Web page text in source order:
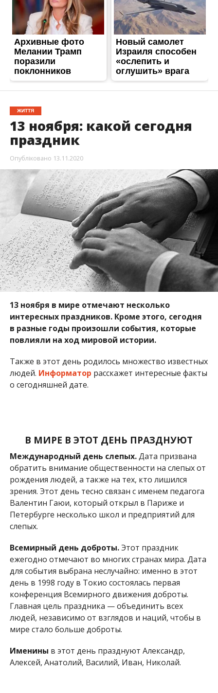
праздник
Опубліковано 13.11.2020
13 ноября в мире отмечают несколько
интересных праздников. Кроме этого,сегодня
в разные годы произошли события, которые
повлияли на ход мировой истории.
Также в этот день родилось множество известных
людей.Информаторрасскажет интересные факты
о сегодняшней дате.
В МИРЕ В ЭТОТ ДЕНЬ ПРАЗДНУЮТ
Международный день слепых.Дата призвана
обратить внимание общественности на слепых от
рождения людей, а также на тех, кто лишился
Валентин Гаюи, который открыл в Париже и
Петербурге несколько школ и предприятий для
слепых.
для события выбрана неслучайно: именно в этот
день в 1998 году в Токио состоялась первая
конференция Всемирного движения доброты.
Главная цель праздника — объединить всех
людей, независимо от взглядов и наций, чтобы в
мире стало больше доброты.
Имениныв этот день празднуют Александр,
Алексей, Анатолий, Василий, Иван, Николай.